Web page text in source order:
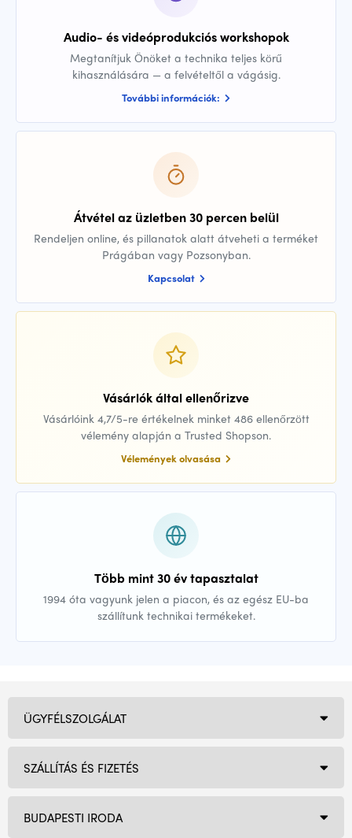
Audio- és videóprodukciós workshopok
Megtanítjuk Önöket a technika teljes körű
kihasználására — a felvételtől a vágásig.
További információk:
Átvétel az üzletben 30 percen belül
Rendeljen online, és pillanatok alatt átveheti a terméket
Prágában vagy Pozsonyban.
Kapcsolat
Vásárlók által ellenőrizve
Vásárlóink 4,7/5-re értékelnek minket 486 ellenőrzött
vélemény alapján a Trusted Shopson.
Vélemények olvasása
Több mint 30 év tapasztalat
1994 óta vagyunk jelen a piacon, és az egész EU-ba
szállítunk technikai termékeket.
BUDAPESTI IRODA
ÜGYFÉLSZOLGÁLAT
SZÁLLÍTÁS ÉS FIZETÉS